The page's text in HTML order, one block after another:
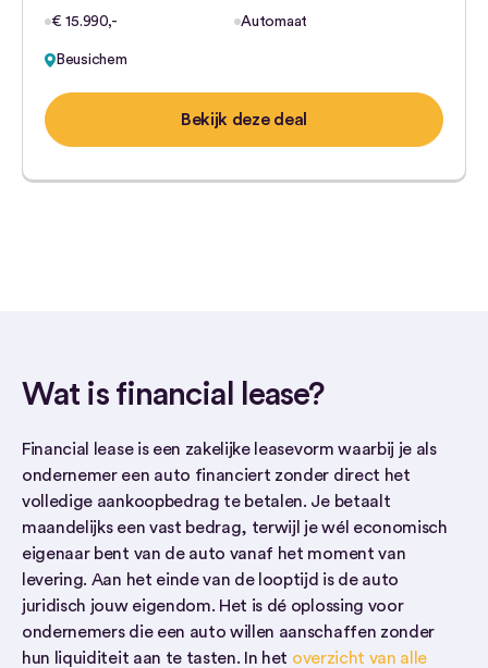
€ 15.990,-
Automaat
Beusichem
Bekijk deze deal
Wat is financial lease?
Financial lease is een zakelijke leasevorm waarbij je als
ondernemer een auto financiert zonder direct het
volledige aankoopbedrag te betalen. Je betaalt
maandelijks een vast bedrag, terwijl je wél economisch
eigenaar bent van de auto vanaf het moment van
levering. Aan het einde van de looptijd is de auto
juridisch jouw eigendom. Het is dé oplossing voor
ondernemers die een auto willen aanschaffen zonder
hun liquiditeit aan te tasten. In het overzicht van alle